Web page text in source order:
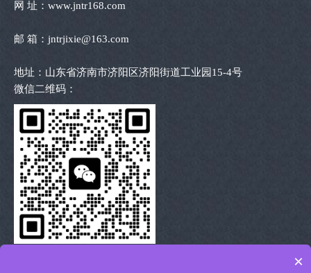
网 址：www.jntr168.com
邮 箱：jntrjixie@163.com
地址：山东省济南市济阳区济阳街道工业园15-4号
微信二维码：
×